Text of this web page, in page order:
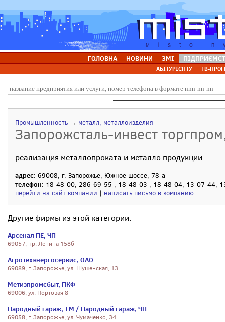
ГОЛОВНА НОВИНИ ЗМІ
АБІТУРІЄНТУ ТВ-
Промышленность → металл, металлоизделия
Запорожсталь-инвест
реализация металлопроката и металло продукции
адрес: 69008, г. Запорожье, Южное шоссе, 78-а
телефон: 18-48-00, 286-69-55 , 18-48-03 , 18-48-04, 13-07-44,
перейти на сайт компании | написать письмо в компанию
Другие фирмы из этой категории:
Арсенал ПЕ, ЧП
69057, пр. Ленина 158б
Агротехэнергосервис, ОАО
69089, г. Запорожье, ул. Шушенская, 13
Метизпромсбыт, ПКФ
69006, ул. Портовая 8
Народный гараж, ТМ / Народный гараж, ЧП
69058, г. Запорожье, ул. Чумаченко, 34